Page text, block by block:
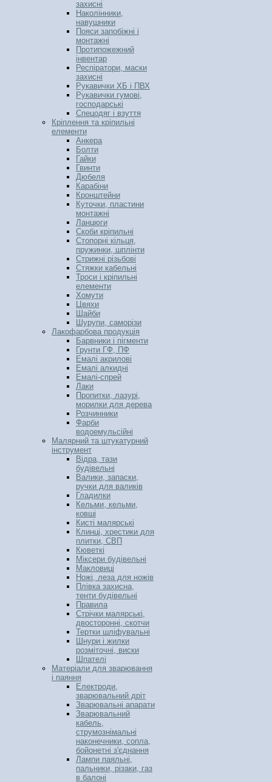
захисні
Наколінники,
навушники
Пояси запобіжні і
монтажні
Протипожежний
інвентар
Респіратори, маски
захисні
Рукавички ХБ і ПВХ
Рукавички гумові,
господарські
Спецодяг і взуття
Кріплення та кріпильні
елементи
Анкера
Болти
Гайки
Гвинти
Дюбеля
Карабіни
Кронштейни
Куточки, пластини
монтажні
Ланцюги
Скоби кріпильні
Стопорні кільця,
пружинки, шплінти
Стрижні різьбові
Стяжки кабельні
Троси і кріпильні
елементи
Хомути
Цвяхи
Шайби
Шурупи, саморізи
Лакофарбова продукція
Барвники і пігменти
Грунти ГФ, ПФ
Емалі акрилові
Емалі алкидні
Емалі-спрей
Лаки
Пропитки, лазурі,
морилки для дерева
Розчинники
Фарби
водоемульсійні
Малярний та штукатурний
інструмент
Відра, тази
будівельні
Валики, запаски,
ручки для валиків
Гладилки
Кельми, кельми,
ковші
Кисті малярські
Клинці, хрестики для
плитки, СВП
Кюветкі
Міксери будівельні
Макловиці
Ножі, леза для ножів
Плівка захисна,
тенти будівельні
Правила
Стрічки малярські,
двосторонні, скотчи
Тертки шліфувальні
Шнури і жилки
розміточні, виски
Шпателі
Матеріали для зварювання
і паяння
Електроди,
зварювальний дріт
Зварювальні апарати
Зварювальний
кабель,
струмознімальні
наконечники, сопла,
бойонетні з'єднання
Лампи паяльні,
пальники, різаки, газ
в балоні